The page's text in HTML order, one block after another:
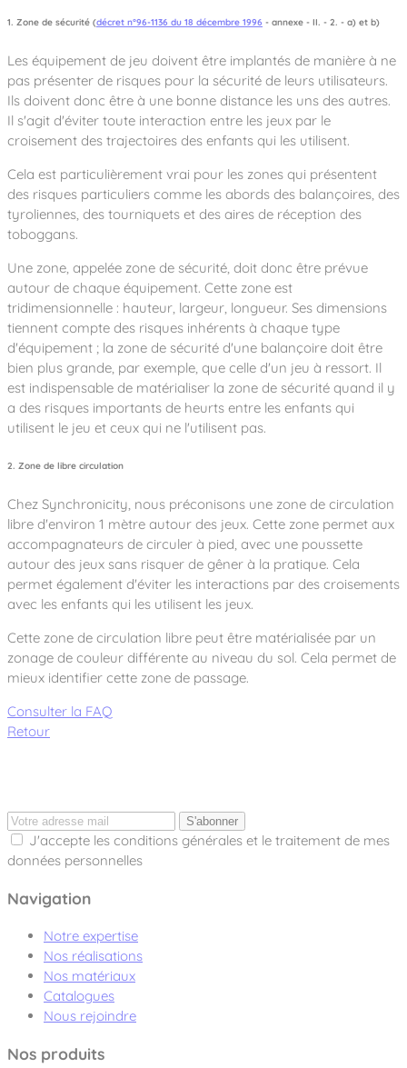
1. Zone de sécurité (décret n°96-1136 du 18 décembre 1996 - annexe - II. - 2. - a) et b)
Les équipement de jeu doivent être implantés de manière à ne
pas présenter de risques pour la sécurité de leurs utilisateurs.
Ils doivent donc être à une bonne distance les uns des autres.
Il s'agit d'éviter toute interaction entre les jeux par le
croisement des trajectoires des enfants qui les utilisent.
Cela est particulièrement vrai pour les zones qui présentent
des risques particuliers comme les abords des balançoires, des
tyroliennes, des tourniquets et des aires de réception des
toboggans.
Une zone, appelée zone de sécurité, doit donc être prévue
autour de chaque équipement. Cette zone est
tridimensionnelle : hauteur, largeur, longueur. Ses dimensions
tiennent compte des risques inhérents à chaque type
d'équipement ; la zone de sécurité d'une balançoire doit être
bien plus grande, par exemple, que celle d'un jeu à ressort. Il
est indispensable de matérialiser la zone de sécurité quand il y
a des risques importants de heurts entre les enfants qui
utilisent le jeu et ceux qui ne l'utilisent pas.
2. Zone de libre circulation
Chez Synchronicity, nous préconisons une zone de circulation
libre d'environ 1 mètre autour des jeux. Cette zone permet aux
accompagnateurs de circuler à pied, avec une poussette
autour des jeux sans risquer de gêner à la pratique. Cela
permet également d'éviter les interactions par des croisements
avec les enfants qui les utilisent les jeux.
Cette zone de circulation libre peut être matérialisée par un
zonage de couleur différente au niveau du sol. Cela permet de
mieux identifier cette zone de passage.
Consulter la FAQ
Retour
S'abonner
J'accepte les conditions générales et le traitement de mes
données personnelles
Navigation
Notre expertise
Nos réalisations
Nos matériaux
Catalogues
Nous rejoindre
Nos produits